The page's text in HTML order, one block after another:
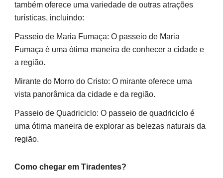
também oferece uma variedade de outras atrações
turísticas, incluindo:
Passeio de Maria Fumaça: O passeio de Maria
Fumaça é uma ótima maneira de conhecer a cidade e
a região.
Mirante do Morro do Cristo: O mirante oferece uma
vista panorâmica da cidade e da região.
Passeio de Quadriciclo: O passeio de quadriciclo é
uma ótima maneira de explorar as belezas naturais da
região.
Como chegar em Tiradentes?